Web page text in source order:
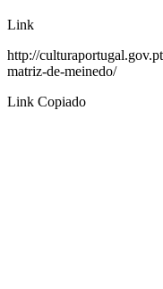
Link
http://
matriz-de-meinedo/
Link Copiado